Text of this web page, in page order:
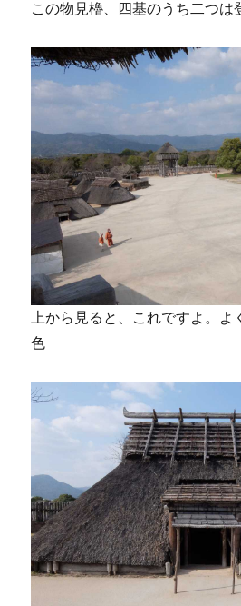
この物見櫓、四基のうち二つは
上から見ると、これですよ。よ
色